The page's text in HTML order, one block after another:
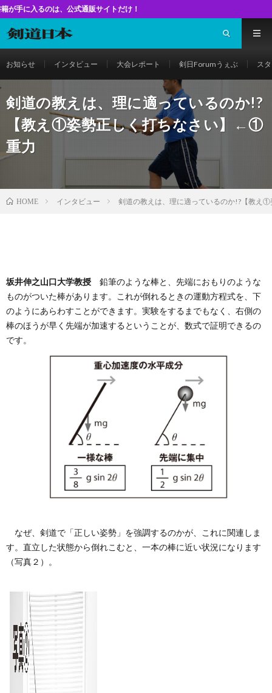
販サイトだけ！
お知らせ インタビュー 大会レポート 剣日Forumうぇぶ ス
剣道の教えは、理に適っているのか!?
【教え①姿勢正しく打ちなさい】←①
重力
HOME インタビュー 剣道の教えは、理に適っているのか!?【教
坂井伸之山口大学教授 鉛筆のような棒と、先端におもりのような
ものがついた棒があります。これが倒れるときの運動方程式を、下
のようにあらわすことができます。実験をするまでもなく、右側の
棒のほうが早く先端が加速するということが、数式で証明できるの
です。
なぜ、剣道で「正しい姿勢」を強調するのかが、これに関連しま
す。直立した状態から倒れこむと、一本の棒に近い状況になります
（写真２）。